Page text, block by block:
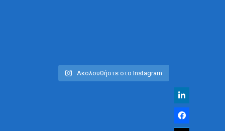
Ακολουθήστε στο Instagram